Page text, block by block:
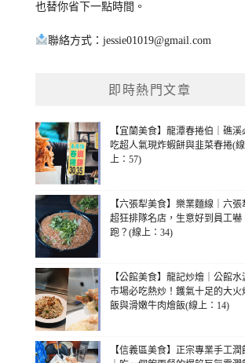
也替你省下一點時間。
聯絡方式：jessie01019@gmail.com
即時熱門文章
【宜蘭美食】龍潭春捲伯｜礁溪
吃超人氣現炸蝦餅與韭菜春捲(線
上：57)
【六張犁美食】樂業麵線｜六張
超狂排隊名店，生意好到員工嚇
跑？(線上：34)
【公館美食】龍記炒燴｜公館水
市場必吃熱炒！鑊氣十足的大火
飯與滑嫩牛肉燴飯(線上：14)
【信義區美食】正宗專業手工潤